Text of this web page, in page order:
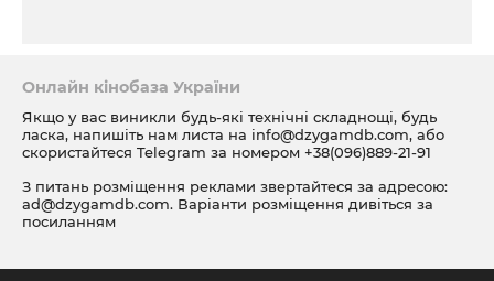
Онлайн кінобаза України
Якщо у вас виникли будь-які технічні складнощі, будь
ласка, напишіть нам листа на info@dzygamdb.com, або
скористайтеся Telegram за номером +38(096)889-21-91
З питань розміщення реклами звертайтеся за адресою:
ad@dzygamdb.com. Варіанти розміщення дивіться за
посиланням